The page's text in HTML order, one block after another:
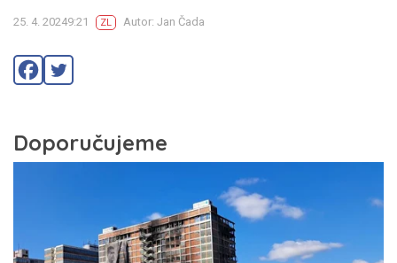
25. 4. 20249:21 ZL Autor: Jan Čada